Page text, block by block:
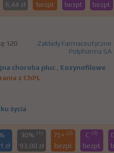
6,44 zł bezpł. bezpł. bezpł.
120
Zakłady Farmaceutyczne
Polpharma SA
choroba płuc , Eozynofilowe
z ChPL
życia
zł
30% (1)
93,00 zł
75+ (2)
bezpł.
C (3)
bezpł.